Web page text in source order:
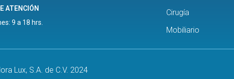
ATENCIÓN
9 a 18 hrs.
Cirugía
Mobiliario
Lux, S.A. de C.V. 2024